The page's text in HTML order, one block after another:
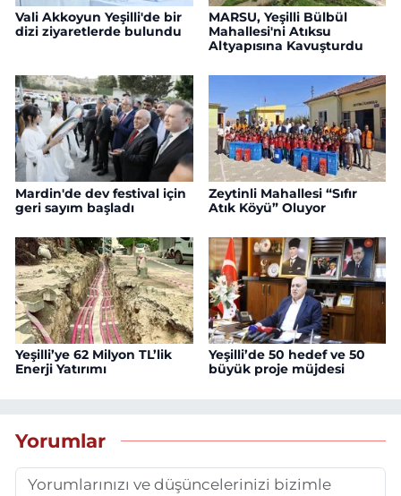
Vali Akkoyun Yeşilli'de bir
dizi ziyaretlerde bulundu
MARSU, Yeşilli Bülbül
Mahallesi'ni Atıksu
Altyapısına Kavuşturdu
Mardin'de dev festival için
geri sayım başladı
Zeytinli Mahallesi “Sıfır
Atık Köyü” Oluyor
Yeşilli’ye 62 Milyon TL’lik
Enerji Yatırımı
Yeşilli’de 50 hedef ve 50
büyük proje müjdesi
Yorumlar